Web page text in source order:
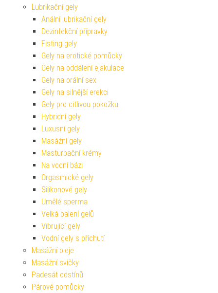
Lubrikační gely
Anální lubrikační gely
Dezinfekční přípravky
Fisting gely
Gely na erotické pomůcky
Gely na oddálení ejakulace
Gely na orální sex
Gely na silnější erekci
Gely pro citlivou pokožku
Hybridní gely
Luxusní gely
Masážní gely
Masturbační krémy
Na vodní bázi
Orgasmické gely
Silikonové gely
Umělé sperma
Velká balení gelů
Vibrující gely
Vodní gely s příchutí
Masážní oleje
Masážní svíčky
Padesát odstínů
Párové pomůcky